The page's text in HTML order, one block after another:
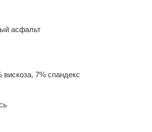
асфальт
вискоза, 7% спандекс